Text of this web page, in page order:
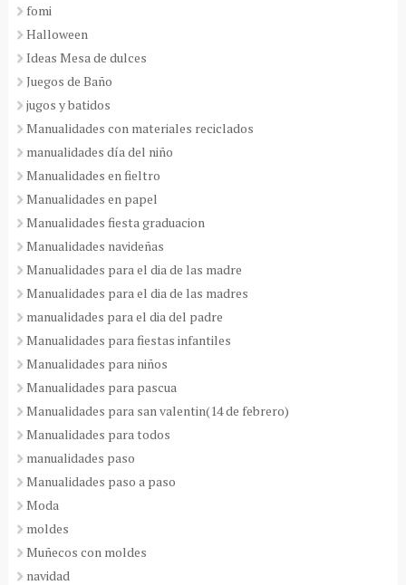
fomi
Halloween
Ideas Mesa de dulces
Juegos de Baño
jugos y batidos
Manualidades con materiales reciclados
manualidades día del niño
Manualidades en fieltro
Manualidades en papel
Manualidades fiesta graduacion
Manualidades navideñas
Manualidades para el dia de las madre
Manualidades para el dia de las madres
manualidades para el dia del padre
Manualidades para fiestas infantiles
Manualidades para niños
Manualidades para pascua
Manualidades para san valentin(14 de febrero)
Manualidades para todos
manualidades paso
Manualidades paso a paso
Moda
moldes
Muñecos con moldes
navidad